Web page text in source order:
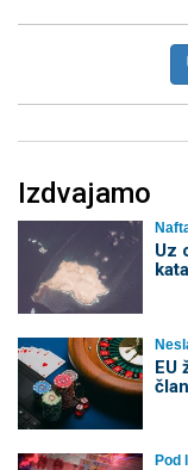
Izdvajamo
Uz
EU
Pod